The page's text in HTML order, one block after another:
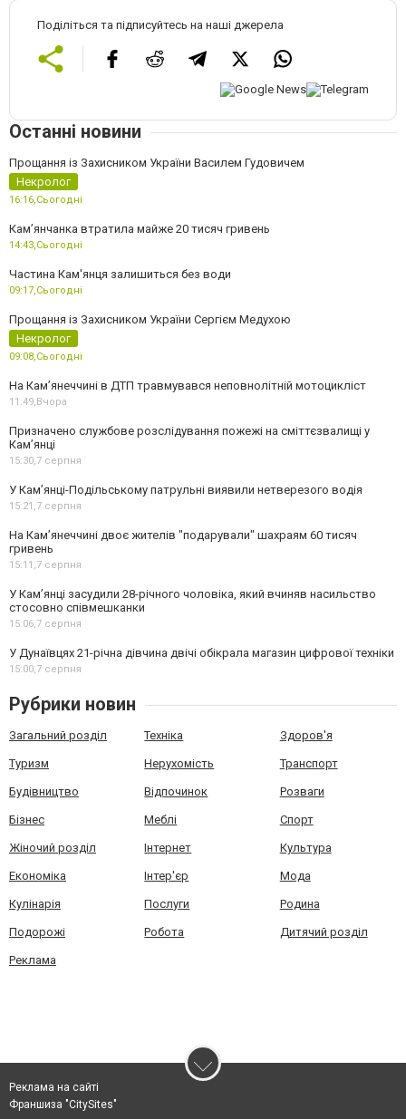
Поділіться та підписуйтесь на наші джерела
Останні новини
Прощання із Захисником України Василем Гудовичем
Некролог
16:16,Сьогодні
Камʼянчанка втратила майже 20 тисяч гривень
14:43,Сьогодні
Частина Кам'янця залишиться без води
09:17,Сьогодні
Прощання із Захисником України Сергієм Медухою
Некролог
09:08,Сьогодні
На Кам’янеччині в ДТП травмувався неповнолітній мотоцикліст
11:49,Вчора
Призначено службове розслідування пожежі на сміттєзвалищі у
Кам’янці
15:30,7 серпня
У Кам’янці-Подільському патрульні виявили нетверезого водія
15:21,7 серпня
На Камʼянеччині двоє жителів "подарували" шахраям 60 тисяч
гривень
15:11,7 серпня
У Камʼянці засудили 28-річного чоловіка, який вчиняв насильство
стосовно співмешканки
15:06,7 серпня
У Дунаївцях 21-річна дівчина двічі обікрала магазин цифрової техніки
15:00,7 серпня
Рубрики новин
Загальний розділ Техніка Здоров'я
Туризм Нерухомість Транспорт
Будівництво Відпочинок Розваги
Бізнес Меблі Спорт
Жіночий розділ Інтернет Культура
Економіка Інтер'єр Мода
Кулінарія Послуги Родина
Подорожі Робота Дитячий розділ
Реклама
Реклама на сайті
Франшиза "CitySites"